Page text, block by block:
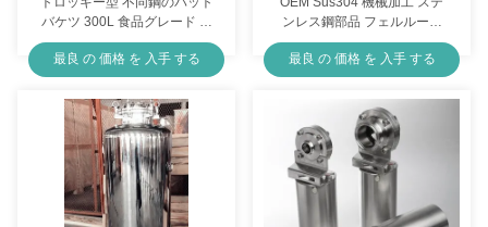
バケツ 300L 食品グレード オ
ーダーメイド
最良 の 価格 を 入手 する
ンレス鋼部品 フェルルール
パーソナライズ可能
最良 の 価格 を 入手 する